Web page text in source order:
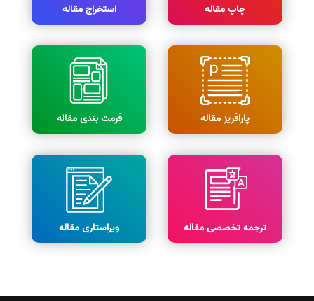
چاپ مقاله استخراج مقاله
پارافریز مقاله فرمت بندی مقاله
ترجمه تخصصی مقاله ویراستاری مقاله